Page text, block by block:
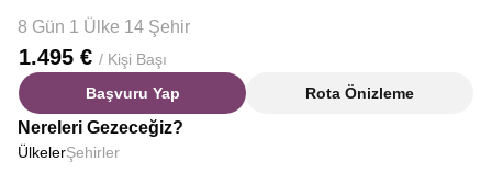
8 Gün 1 Ülke 14 Şehir
1.495 € / Kişi Başı
Başvuru Yap
Rota Önizleme
Nereleri Gezeceğiz?
ÜlkelerŞehirler